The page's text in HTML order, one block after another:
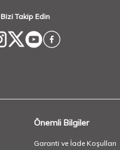
Bizi Takip Edin
Önemli Bilgiler
Garanti ve İade Koşulları